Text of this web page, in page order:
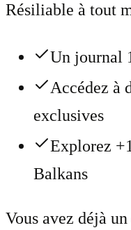
Résiliable à tout
Un journal
Accédez à
exclusives
Explorez
Balkans
Vous avez déjà